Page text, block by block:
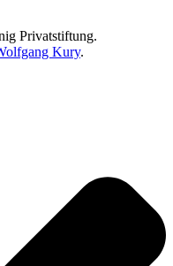
Privatstiftung.
Kury.